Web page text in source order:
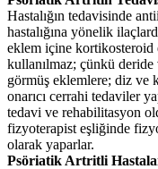
Hastalığın tedavisinde
hastalığına yönelik
eklem içine kortikosteroid
kullanılmaz; çünkü
görmüş eklemlere; diz ve
onarıcı cerrahi tedaviler
tedavi ve rehabilitasyon
fizyoterapist eşliğinde
olarak yaparlar.
Psöriatik Artritli